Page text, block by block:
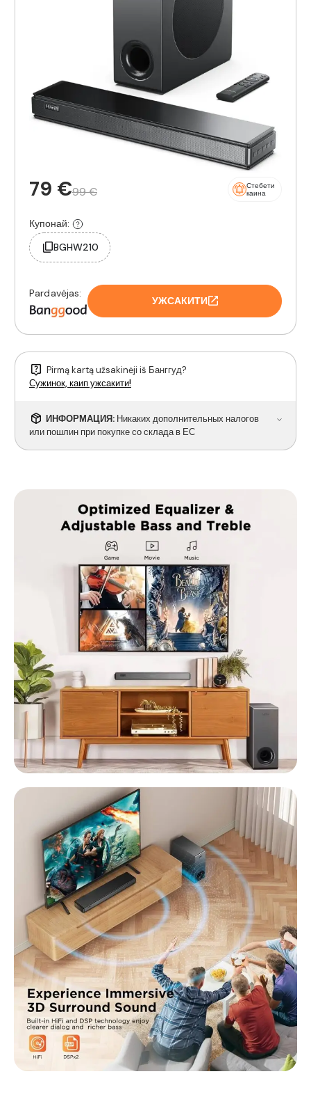
79 €99 €
Стебети
каина
Купонай:
BGHW210
Pardavėjas:
УЖСАКИТИ
Pirmą kartą užsakinėji iš Банггуд?
Сужинок, каип ужсакити!
ИНФОРМАЦИЯ: Никаких дополнительных налогов
или пошлин при покупке со склада в ЕС